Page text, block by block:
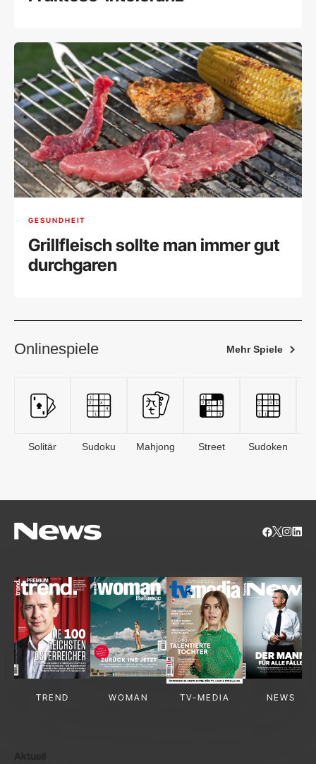
GESUNDHEIT
Grillfleisch sollte man immer gut
durchgaren
Onlinespiele Mehr Spiele
Solitär Sudoku Mahjong Street Sudoken
TREND WOMAN TV-MEDIA NEWS